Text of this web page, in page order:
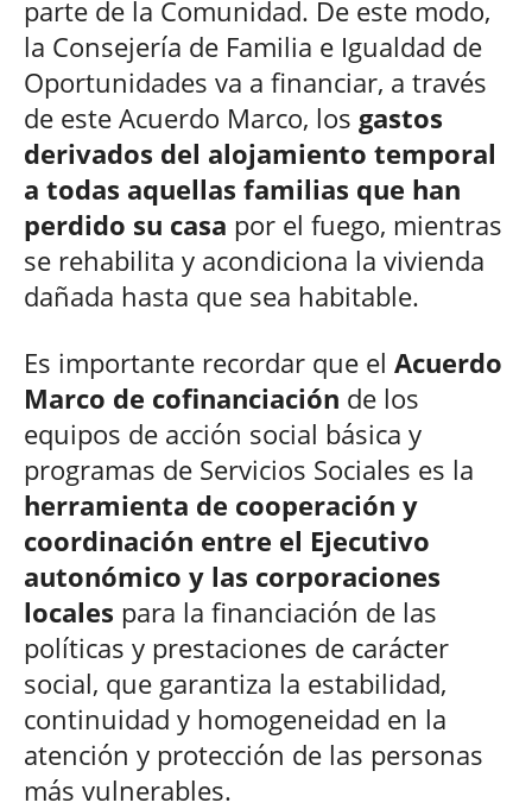
parte de la Comunidad. De este modo,
la Consejería de Familia e Igualdad de
Oportunidades va a financiar, a través
de este Acuerdo Marco, los gastos
derivados del alojamiento temporal
a todas aquellas familias que han
perdido su casa por el fuego, mientras
se rehabilita y acondiciona la vivienda
dañada hasta que sea habitable.
Es importante recordar que el Acuerdo
Marco de cofinanciación de los
equipos de acción social básica y
programas de Servicios Sociales es la
herramienta de cooperación y
coordinación entre el Ejecutivo
autonómico y las corporaciones
locales para la financiación de las
políticas y prestaciones de carácter
social, que garantiza la estabilidad,
continuidad y homogeneidad en la
atención y protección de las personas
más vulnerables.